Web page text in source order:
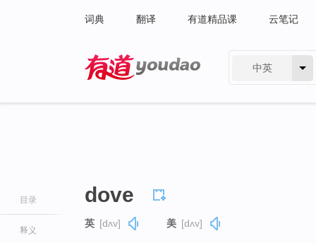
词典 翻译 有道精品课 云笔记
中英
目录
释义
dove
英 [dʌv] 美 [dʌv]